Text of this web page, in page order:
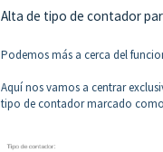
Alta de tipo de contador
Podemos más a cerca del
Aquí nos vamos a centrar
tipo de contador marcado como